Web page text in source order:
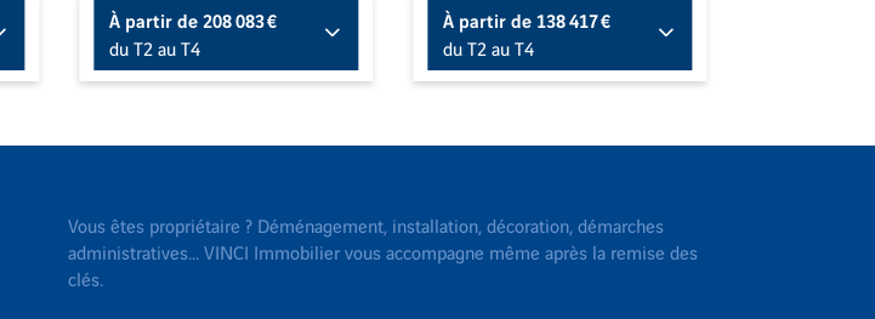
À partir de208 083 €
du T2 au T4
À partir de138 417 €
du T2 au T4
Vous êtes propriétaire ? Déménagement, installation, décoration, démarches
administratives... VINCI Immobilier vous accompagne même après la remise des
clés.